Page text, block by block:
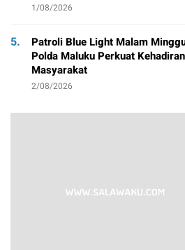
1/08/2026
5.
Patroli Blue Light Malam
Polda Maluku Perkuat
Masyarakat
2/08/2026